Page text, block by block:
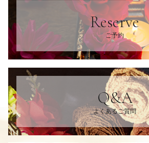
Reserve
ご予約
Q&A
よくあるご質問